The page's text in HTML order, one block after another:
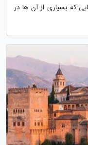
که بسیاری از آن ها در